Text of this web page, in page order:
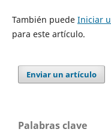
También puede Iniciar
para este artículo.
Enviar un artículo
Palabras clave